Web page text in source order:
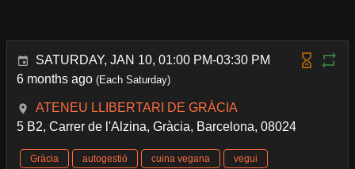
SATURDAY, JAN 10, 01:00 PM-03:30 PM
6 months ago (Each Saturday)
ATENEU LLIBERTARI DE GRÀCIA
5 B2, Carrer de l'Alzina, Gràcia, Barcelona, 08024
Gràcia autogestió cuina vegana vegui